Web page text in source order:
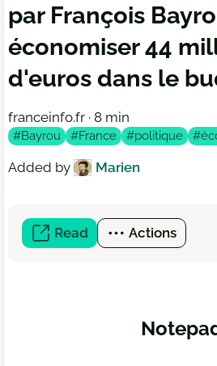
par François
économiser 44
d'euros dans le
franceinfo.fr · 8 min
#Bayrou #France #politique
Added by Marien
Read (open
a
Actions